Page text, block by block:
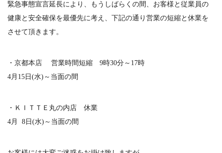
緊急事態宣言延長により、もうしばらくの間、お客様と従業員の
健康と安全確保を最優先に考え、下記の通り営業の短縮と休業を
させて頂きます。
・京都本店 営業時間短縮 9時30分～17時
4月15日(水)～当面の間
・ＫＩＴＴＥ丸の内店 休業
4月 8日(水)～当面の間